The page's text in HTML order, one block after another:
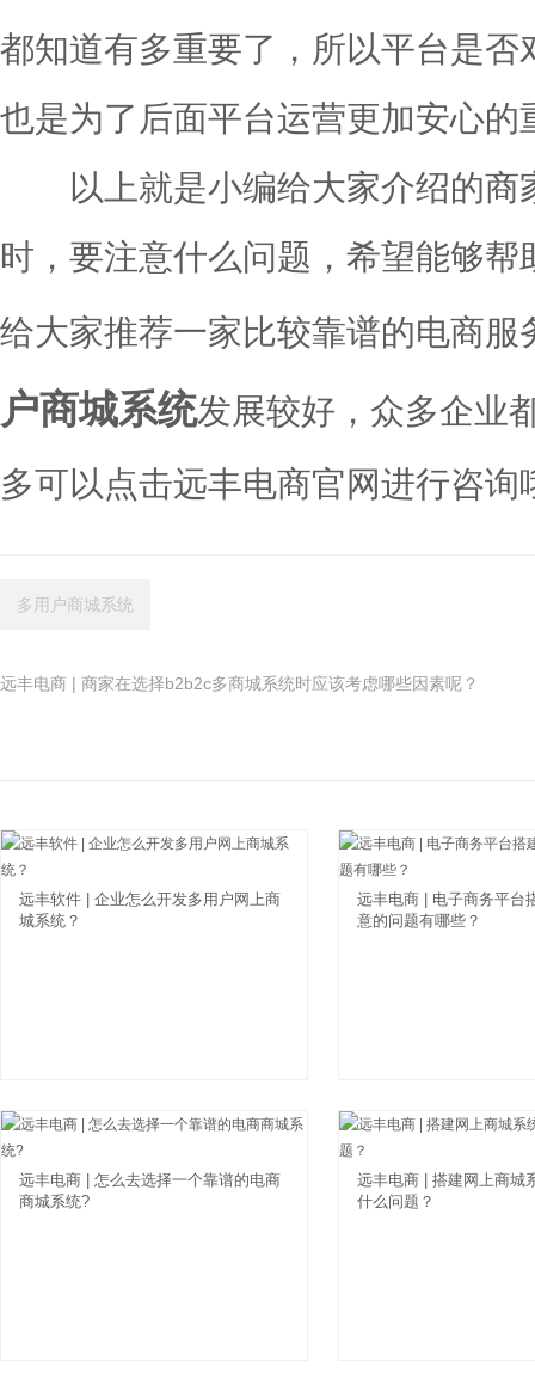
都知道有多重要了，所以平台是
也是为了后面平台运营更加安心的
以上就是小编给大家介绍的商
时，要注意什么问题，希望能够
给大家推荐一家比较靠谱的电商
户商城系统发展较好，众多企业
多可以点击远丰电商官网进行咨询
多用户商城系统
远丰电商 | 商家在选择b2b2c多商城系统时应该考虑哪些因素呢？
远丰软件 | 企业怎么开发多用户网上商
城系统？
远丰电商 | 电子商务平台
意的问题有哪些？
远丰电商 | 怎么去选择一个靠谱的电商
商城系统?
远丰电商 | 搭建网上商城
什么问题？